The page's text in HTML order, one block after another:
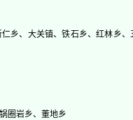
乡、大关镇、铁石乡、红林乡、
圈岩乡、董地乡